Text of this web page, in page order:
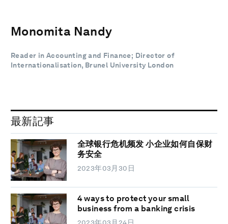
Monomita Nandy
Reader in Accounting and Finance; Director of
Internationalisation, Brunel University London
最新記事
全球银行危机频发 小企业如何自保财
务安全
2023年03月30日
4 ways to protect your small
business from a banking crisis
2023年03月24日